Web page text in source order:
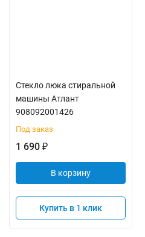
Стекло люка стиральной
машины Атлант
908092001426
Под заказ
1 690 ₽
В корзину
Купить в 1 клик